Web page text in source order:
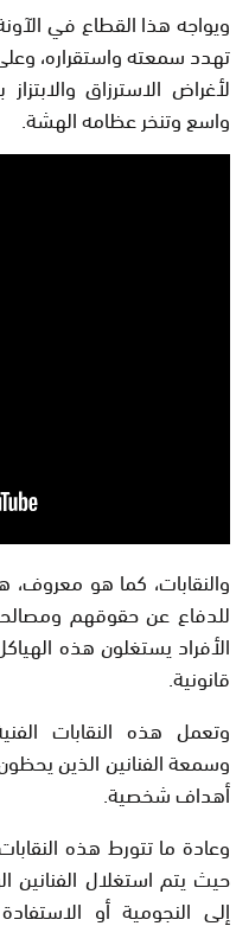
ويواجه هذا القطاع في
تهدد سمعته واستقراره،
لأغراض الاسترزاق
واسع وتنخر عظامه الهشة.
والنقابات، كما هو معروف،
للدفاع عن حقوقهم
الأفراد يستغلون هذه
قانونية.
وتعمل هذه النقابات
وسمعة الفنانين الذين
أهداف شخصية.
وعادة ما تتورط هذه
حيث يتم استغلال الفنانين
إلى النجومية أو